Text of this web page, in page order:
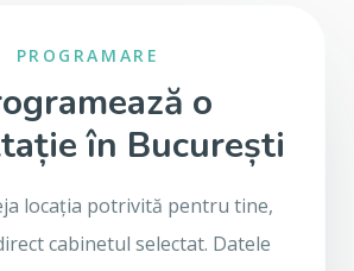
PROGRAMARE
o
în București
locația potrivită pentru tine,
cabinetul selectat. Datele